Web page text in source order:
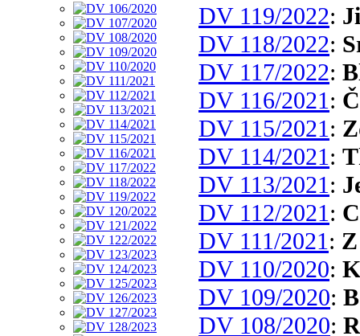
DV 119/2022:
DV 118/2022:
DV 117/2022:
DV 116/2021:
DV 115/2021:
DV 114/2021:
DV 113/2021:
DV 112/2021:
DV 111/2021:
DV 110/2020:
DV 109/2020:
DV 108/2020: